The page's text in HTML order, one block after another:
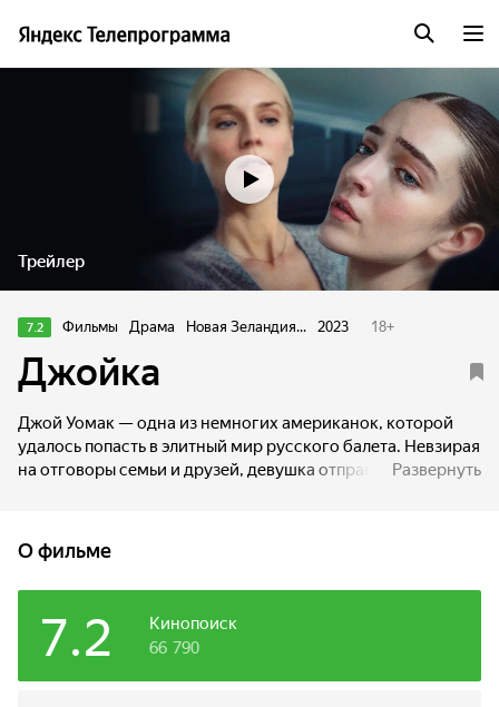
Трейлер
7.2 Фильмы Драма Новая Зеландия... 2023 18+
Джойка
Джой Уомак — одна из немногих американок, которой
удалось попасть в элитный мир русского балета. Невзирая
на отговоры семьи и друзей, девушка отправляется
лучшей балетной школы в мире. Но за красотой танца
скрывается мир боли и жестокой конкуренции.
Развернуть
О фильме
Кинопоиск
7.2 66 790